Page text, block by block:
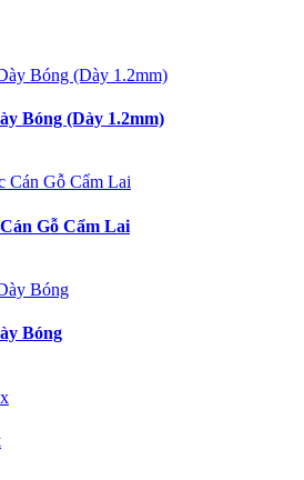
Bóng (Dày 1.2mm)
Gỗ Cẩm Lai
Bóng